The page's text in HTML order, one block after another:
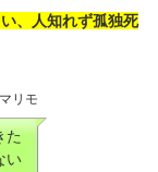
、人知れず孤独死
マリモ
た
い